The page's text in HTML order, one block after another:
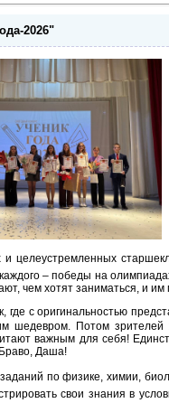
2026"
целеустремленных
– победы на
чем хотят заниматься, и
где с оригинальностью
шедевром. Потом зрителей
важным для себя!
Даша!
по физике, химии,
свои знания в